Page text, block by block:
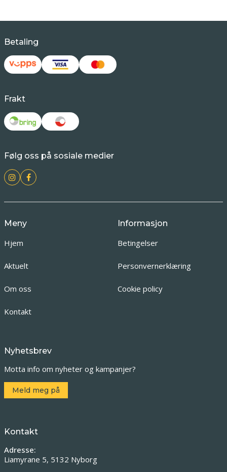
Betaling
Frakt
Følg oss på sosiale medier
Meny
Hjem
Aktuelt
Om oss
Kontakt
Informasjon
Betingelser
Personvernerklæring
Cookie policy
Nyhetsbrev
Motta info om nyheter og kampanjer?
Meld meg på
Kontakt
Adresse:
Liamyrane 5, 5132 Nyborg